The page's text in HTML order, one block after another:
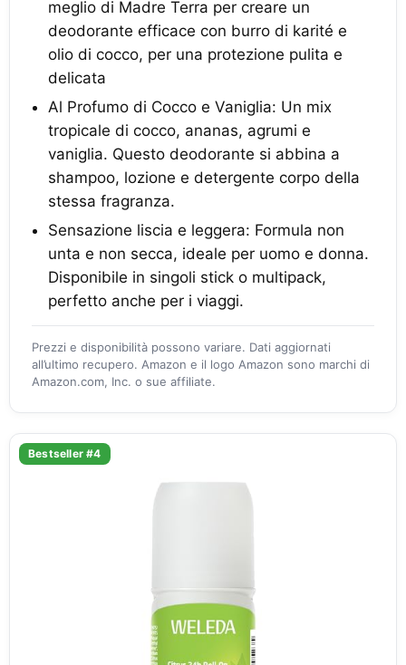
meglio di Madre Terra per creare un
deodorante efficace con burro di karité e
olio di cocco, per una protezione pulita e
delicata
Al Profumo di Cocco e Vaniglia: Un mix
tropicale di cocco, ananas, agrumi e
vaniglia. Questo deodorante si abbina a
shampoo, lozione e detergente corpo della
stessa fragranza.
Sensazione liscia e leggera: Formula non
unta e non secca, ideale per uomo e donna.
Disponibile in singoli stick o multipack,
perfetto anche per i viaggi.
Prezzi e disponibilità possono variare. Dati aggiornati
all’ultimo recupero. Amazon e il logo Amazon sono marchi di
Amazon.com, Inc. o sue affiliate.
Bestseller #4